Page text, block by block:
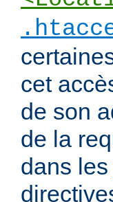
cet
de son
de la
dans les